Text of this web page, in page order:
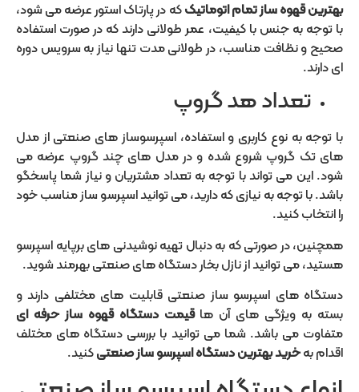
بهترین قهوه ساز تمام اتوماتیککه در پارتاک استور عرضه می شود،
با توجه به جنس با کیفیت، عمر طولانی دارند که در صورت استفاده
صحیح و نظافت مناسب، در طولانی مدت تنها نیاز به سرویس دوره
ای دارند.
تعداد هد گروپ
با توجه به نوع کاربری و استفاده، اسپرسوساز های صنعتی از مدل
های تک گروپ شروع شده و در مدل های چند گروپ عرضه می
شود. این می تواند با توجه به تعداد مشتریان و نیاز شما پاسخگو
باشد. با توجه به نیازی که دارید، می توانید اسپرسو ساز مناسب خود
را انتخاب کنید.
همچنین، در صورتی که به دنبال تهیه نوشیدنی های برپایه اسپرسو
هستید، می توانید از نازل بخار دستگاه های صنعتی بهرمند شوید.
دستگاه های اسپرسو ساز صنعتی قابلیت های مختلفی دارند و
بسته به ویژگی های آن هاقیمت دستگاه قهوه ساز حرفه ای
متفاوت می باشد. شما می توانید با بررسی دستگاه های مختلف
اقدام بهخرید بهترین دستگاه اسپرسو ساز صنعتیکنید.